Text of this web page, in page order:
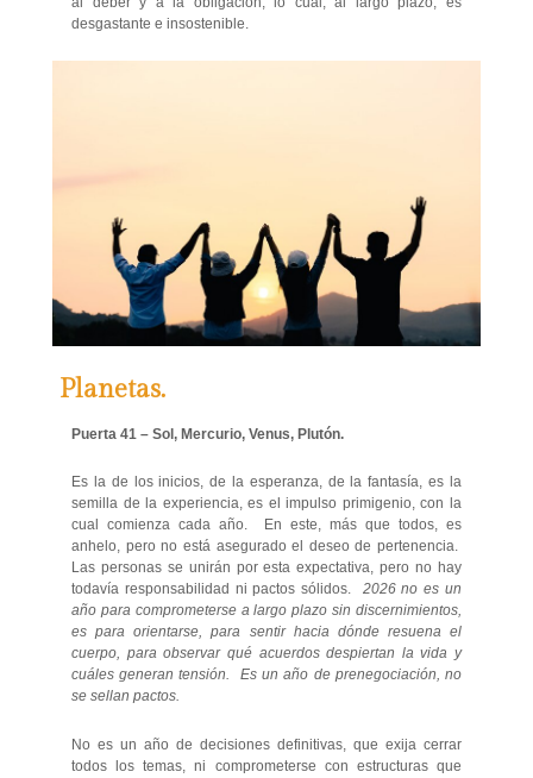
desgastante e insostenible.
Planetas.
Puerta 41 – Sol, Mercurio, Venus, Plutón.
Es la de los inicios, de la esperanza, de la fantasía, es la
semilla de la experiencia, es el impulso primigenio, con la
cual comienza cada año. En este, más que todos, es
anhelo, pero no está asegurado el deseo de pertenencia.
Las personas se unirán por esta expectativa, pero no hay
todavía responsabilidad ni pactos sólidos. 2026 no es un
año para comprometerse a largo plazo sin discernimientos,
es para orientarse, para sentir hacia dónde resuena el
cuerpo, para observar qué acuerdos despiertan la vida y
cuáles generan tensión. Es un año de prenegociación, no
se sellan pactos.
No es un año de decisiones definitivas, que exija cerrar
todos los temas, ni comprometerse con estructuras que